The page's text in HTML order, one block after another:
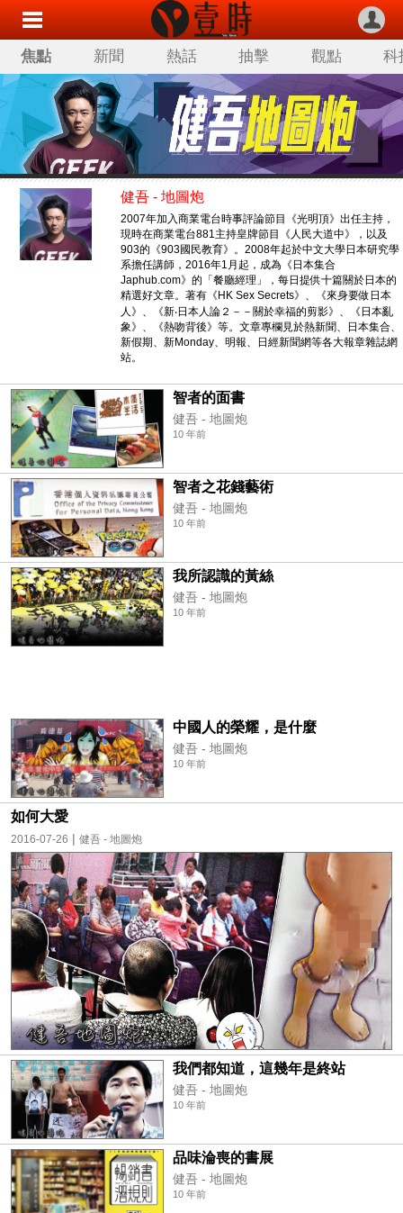
焦點 新聞 熱話 抽擊 觀點 科
健吾 - 地圖炮
2007年加入商業電台時事評論節目《光明頂》出任主持，
現時在商業電台881主持皇牌節目《人民大道中》，以及
903的《903國民教育》。2008年起於中文大學日本研究學
系擔任講師，2016年1月起，成為《日本集合
Japhub.com》的「餐廳經理」，每日提供十篇關於日本的
精選好文章。著有《HK Sex Secrets》、《來身要做日本
人》、《新‧日本人論２－－關於幸福的剪影》、《日本亂
象》、《熱吻背後》等。文章專欄見於熱新聞、日本集合、
新假期、新Monday、明報、日經新聞網等各大報章雜誌網
站。
智者的面書
健吾 - 地圖炮
10 年前
智者之花錢藝術
健吾 - 地圖炮
10 年前
我所認識的黃絲
健吾 - 地圖炮
10 年前
中國人的榮耀，是什麼
健吾 - 地圖炮
10 年前
如何大愛
2016-07-26 | 健吾 - 地圖炮
我們都知道，這幾年是終站
健吾 - 地圖炮
10 年前
品味淪喪的書展
健吾 - 地圖炮
10 年前